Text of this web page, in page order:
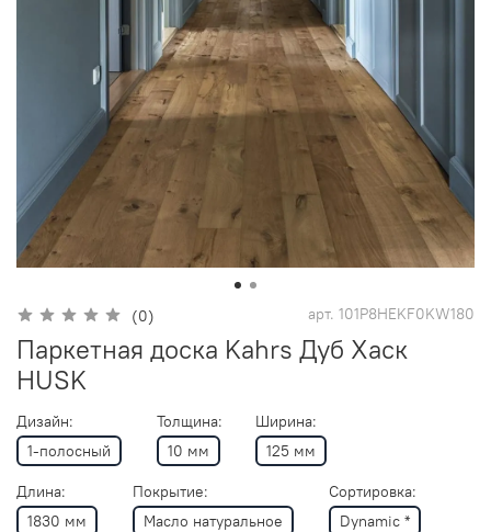
(0) арт. 101P8HEKF0KW180
Паркетная доска Kahrs Дуб Хаск
HUSK
Дизайн:
1-полосный
Толщина:
10 мм
Ширина:
125 мм
Длина:
1830 мм
Покрытие:
Масло натуральное
Сортировка:
Dynamic *